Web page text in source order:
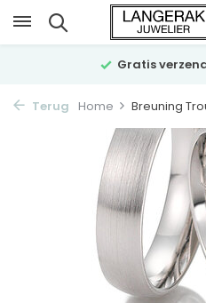
Gratis
Terug Home Breuning